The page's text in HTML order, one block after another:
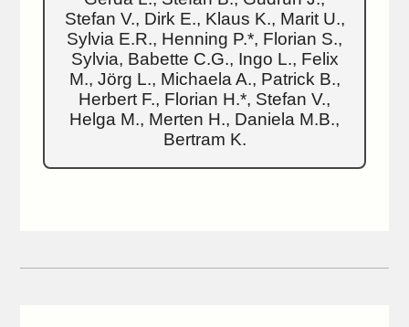
Stefan V., Dirk E., Klaus K., Marit U.,
Sylvia E.R., Henning P.*, Florian S.,
Sylvia, Babette C.G., Ingo L., Felix
M., Jörg L., Michaela A., Patrick B.,
Herbert F., Florian H.*, Stefan V.,
Helga M., Merten H., Daniela M.B.,
Bertram K.